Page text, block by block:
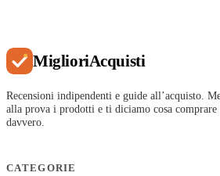
MiglioriAcquisti
Recensioni indipendenti e guide all’acquisto.
alla prova i prodotti e ti diciamo cosa comprare
davvero.
CATEGORIE